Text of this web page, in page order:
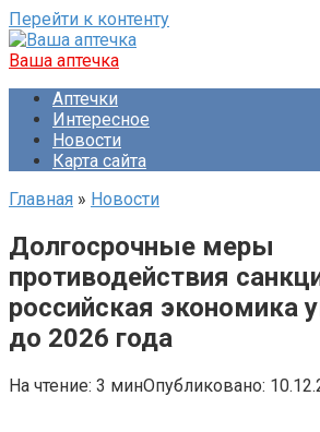
Перейти к контенту
Ваша аптечка
Аптечки
Интересное
Новости
Карта сайта
Главная » Новости
Долгосрочные меры
противодействия
российская экономика
до 2026 года
На чтение: 3 минОпубликовано: